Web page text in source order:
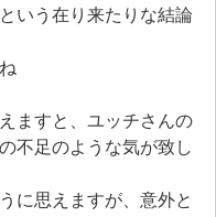
いう在り来たりな結論
ますと、ユッチさんの
不足のような気が致し
に思えますが、意外と